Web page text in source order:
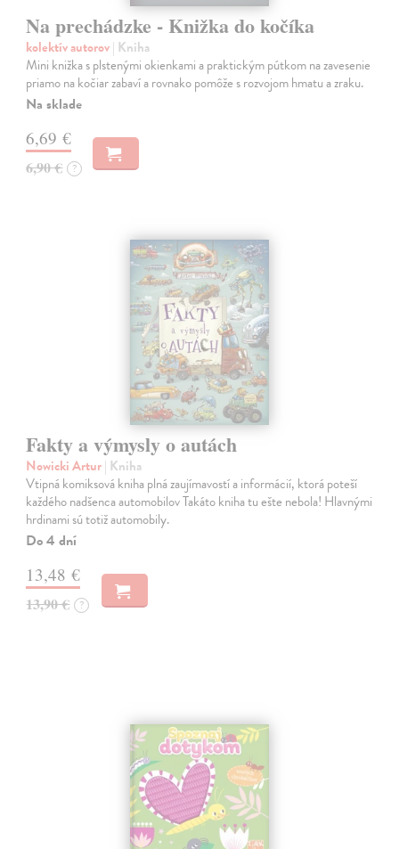
Na prechádzke - Knižka do kočíka
kolektív autorov| Kniha
Mini knižka s plstenými okienkami a praktickým pútkom na zavesenie
priamo na kočiar zabaví a rovnako pomôže s rozvojom hmatu a zraku.
Na sklade
6,69 €
6,90 € ?
Fakty a výmysly o autách
Nowicki Artur| Kniha
Vtipná komiksová kniha plná zaujímavostí a informácií, ktorá poteší
každého nadšenca automobilov Takáto kniha tu ešte nebola! Hlavnými
hrdinami sú totiž automobily.
Do 4 dní
13,48 €
13,90 € ?